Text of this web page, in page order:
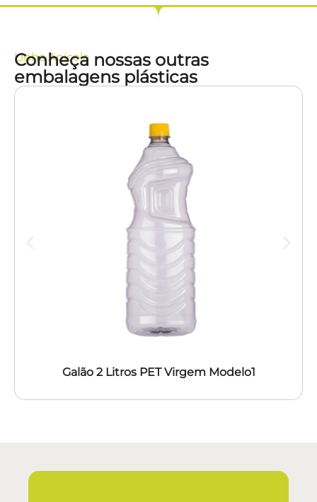
LinhaApícola
Conheça nossas outras
embalagens plásticas
Galão 2 Litros PET Virgem Modelo1